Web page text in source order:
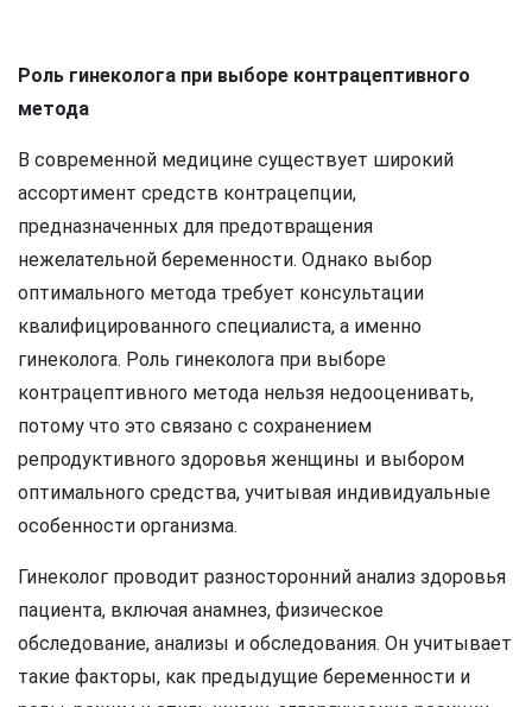
Роль гинеколога при выборе контрацептивного
метода
В современной медицине существует широкий
ассортимент средств контрацепции,
предназначенных для предотвращения
нежелательной беременности. Однако выбор
оптимального метода требует консультации
квалифицированного специалиста, а именно
гинеколога. Роль гинеколога при выборе
контрацептивного метода нельзя недооценивать,
потому что это связано с сохранением
репродуктивного здоровья женщины и выбором
оптимального средства, учитывая индивидуальные
особенности организма.
Гинеколог проводит разносторонний анализ здоровья
пациента, включая анамнез, физическое
обследование, анализы и обследования. Он учитывает
такие факторы, как предыдущие беременности и